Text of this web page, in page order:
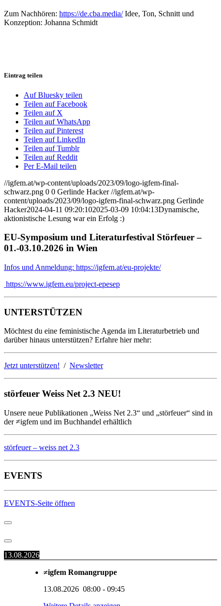
Zum Nachhören: https://de.cba.media/Idee, Ton, Schnitt und
Konzeption: Johanna Schmidt
Eintrag teilen
Auf Bluesky teilen
Teilen auf Facebook
Teilen auf X
Teilen auf WhatsApp
Teilen auf Pinterest
Teilen auf LinkedIn
Teilen auf Tumblr
Teilen auf Reddit
Per E-Mail teilen
//igfem.at/wp-content/uploads/2023/09/logo-igfem-final-
schwarz.png 0 0 Gerlinde Hacker //igfem.at/wp-
content/uploads/2023/09/logo-igfem-final-schwarz.png Gerlinde
Hacker2024-04-11 09:20:102025-03-09 10:04:13Dynamische,
aktionistische Lesung war ein Erfolg :)
EU-Symposium und Literaturfestival Störfeuer –
01.-03.10.2026 in Wien
Infos und Anmeldung: https://igfem.at/eu-projekte/
https://www.igfem.eu/project-epesep
UNTERSTÜTZEN
Möchtest du eine feministische Agenda im Literaturbetrieb und
darüber hinaus unterstützen? Erfahre hier mehr:
Jetzt unterstützen! / Newsletter
störfeuer Weiss Net 2.3 NEU!
Unsere neue Publikationen „Weiss Net 2.3“ und „störfeuer“ sind in
der ≠igfem und im Buchhandel erhältlich
störfeuer – weiss net 2.3
EVENTS
EVENTS-Seite öffnen
13.08.2026
≠igfem Romangruppe
13.08.2026 08:00 - 09:45